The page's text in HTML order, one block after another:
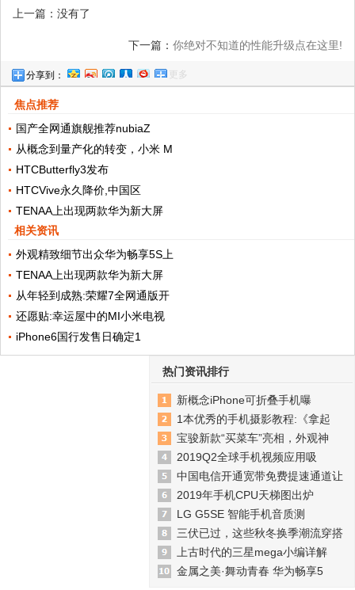
上一篇：没有了
下一篇： 你绝对不知道的性能升级点在这里!
分享到： 更多
焦点推荐
国产全网通旗舰推荐nubiaZ
从概念到量产化的转变，小米 M
HTCButterfly3发布
HTCVive永久降价,中国区
TENAA上出现两款华为新大屏
相关资讯
外观精致细节出众华为畅享5S上
TENAA上出现两款华为新大屏
从年轻到成熟:荣耀7全网通版开
还愿贴:幸运屋中的MI小米电视
iPhone6国行发售日确定1
热门资讯排行
新概念iPhone可折叠手机曝
1本优秀的手机摄影教程:《拿起
宝骏新款“买菜车”亮相，外观神
2019Q2全球手机视频应用吸
中国电信开通宽带免费提速通道让
2019年手机CPU天梯图出炉
LG G5SE 智能手机音质测
三伏已过，这些秋冬换季潮流穿搭
上古时代的三星mega小编详解
金属之美·舞动青春 华为畅享5